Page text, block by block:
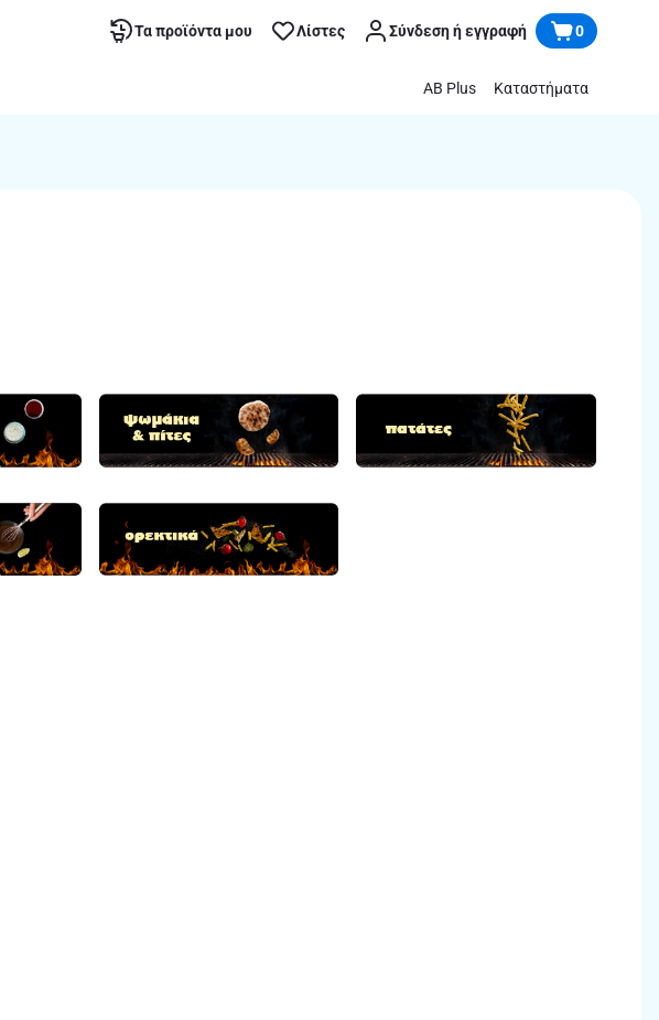
Τα προϊόντα μου Λίστες Σύνδεση ή εγγραφή 0
AB Plus Καταστήματα